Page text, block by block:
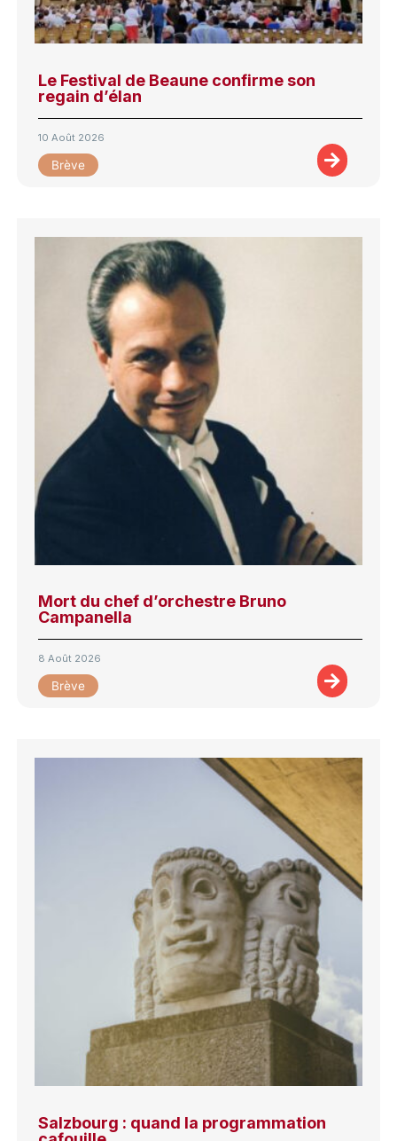
Le Festival de Beaune confirme son
regain d’élan
10 Août 2026
Brève
Mort du chef d’orchestre Bruno
Campanella
8 Août 2026
Brève
Salzbourg : quand la programmation